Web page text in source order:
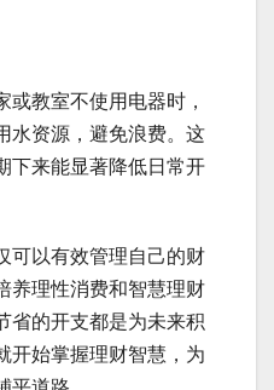
或教室不使用电器时，
水资源，避免浪费。这
下来能显著降低日常开
可以有效管理自己的财
养理性消费和智慧理财
省的开支都是为未来积
开始掌握理财智慧，为